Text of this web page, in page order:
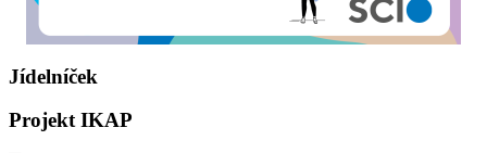
Jídelníček
Projekt IKAP